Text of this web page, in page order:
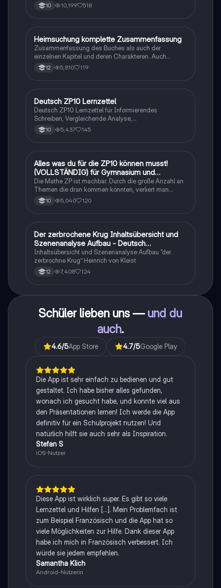
10 10,199 518
HDeutsch
Heimsuchung komplette Zusammenfassung
Zusammenfassung des Buches als auch der
einzelnen Kapitel und deren Charakteren. Auch
tabellarisch. Im Unterricht ohne KI erstellt
12 5,810 119
Deutsch
Deutsch ZP10 Lernzettel
Deutsch ZP10 Lernzettel für Informierendes
Schreiben, Vergleichende Analyse,
Sachtexte/Roman/Gedicht..
10 5,437 145
Mathe
Alles was du für die ZP10 können musst!
(VOLLSTÄNDIG) für Gymnasium und
Realschule
Die Mathe ZP ist machbar. Durch die große Anzahl an
Themen die dran kommen könnten, verliert man
schnell den Überblick. Also habe ich von den kleinsten
Themen bis hin zu den größten alles
10 5,040 120
Deutsch
Der zerbrochene Krug Inhaltsübersicht und
Szenenanalyse Aufbau - Deutsch
Q1/Q2/Abitur
Inhaltsübersicht und Szenenanalyse Aufbau “der
zerbrochne Krug” Heinrich von Kleist
12 7,408 124
Schüler lieben uns — und du
auch.
4.6/5App Store 4.7/5Google Play
Die App ist sehr einfach zu bedienen und gut
gestaltet. Ich habe bisher alles gefunden,
wonach ich gesucht habe, und konnte viel aus
den Präsentationen lernen! Ich werde die App
definitiv für ein Schulprojekt nutzen! Und
natürlich hilft sie auch sehr als Inspiration.
Stefan S
iOS-Nutzer
Diese App ist wirklich super. Es gibt so viele
Lernzettel und Hilfen [...]. Mein Problemfach ist
zum Beispiel Französisch und die App hat so
viele Möglichkeiten zur Hilfe. Dank dieser App
habe ich mich in Französisch verbessert. Ich
würde sie jedem empfehlen.
Samantha Klich
Android-Nutzerin